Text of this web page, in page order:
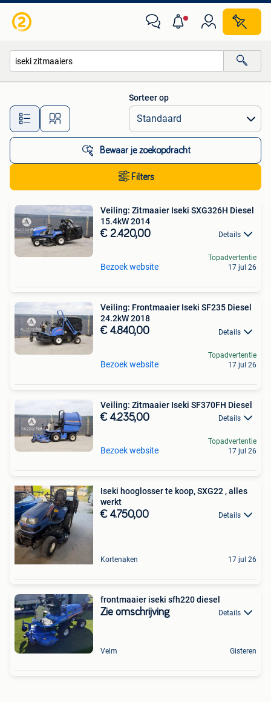
Alle afstanden…
Sorteer op
Bewaar je zoekopdracht
Filters
Veiling: Zitmaaier Iseki SXG326H Diesel
15.4kW 2014
€ 2.420,00 Details
Bezoek website
Topadvertentie
17 jul 26
Veiling: Frontmaaier Iseki SF235 Diesel
24.2kW 2018
€ 4.840,00 Details
Bezoek website
Topadvertentie
17 jul 26
Veiling: Zitmaaier Iseki SF370FH Diesel
€ 4.235,00 Details
Bezoek website
Topadvertentie
17 jul 26
Iseki hooglosser te koop, SXG22 , alles
werkt
€ 4.750,00 Details
Kortenaken 17 jul 26
frontmaaier iseki sfh220 diesel
Zie omschrijving Details
Velm Gisteren